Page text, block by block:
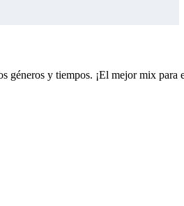
y tiempos. ¡El mejor mix para